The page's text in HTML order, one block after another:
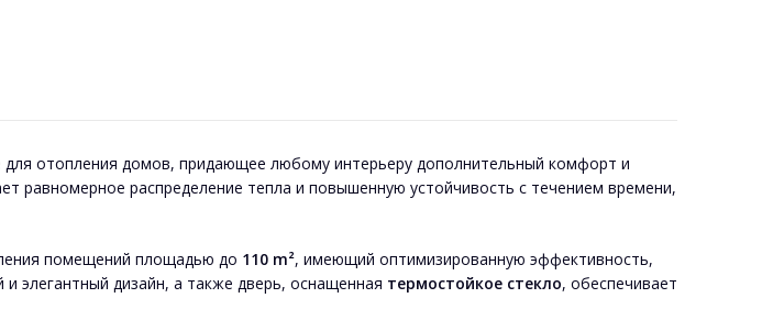
отопления домов, придающее любому интерьеру дополнительный комфорт и
равномерное распределение тепла и повышенную устойчивость с течением времени,
помещений площадью до 110 m², имеющий оптимизированную эффективность,
элегантный дизайн, а также дверь, оснащенная термостойкое стекло, обеспечивает